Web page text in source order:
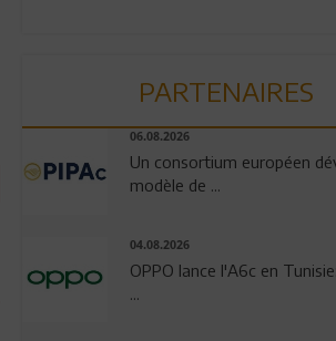
PARTENAIRES
06.08.2026
Un consortium européen
modèle de ...
04.08.2026
OPPO lance l'A6c en